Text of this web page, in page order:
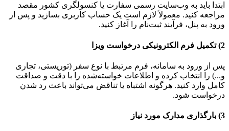
ابتدا باید به وب‌سایت رسمی سفارت یا کنسولگری کشور مقصد
مراجعه کنید. معمولاً لازم است یک حساب کاربری بسازید و پس از
ورود به پنل، فرآیند ثبت‌نام را آغاز کنید.
2) تکمیل فرم الکترونیکی درخواست ویزا
پس از ورود به سامانه، فرم مرتبط با نوع سفر (توریستی، تجاری
و...) را انتخاب کرده و اطلاعات خواسته‌شده را با دقت و صداقت
کامل وارد کنید. هرگونه اشتباه یا تناقض می‌تواند باعث رد شدن
درخواست شود.
3) بارگذاری مدارک مورد نیاز